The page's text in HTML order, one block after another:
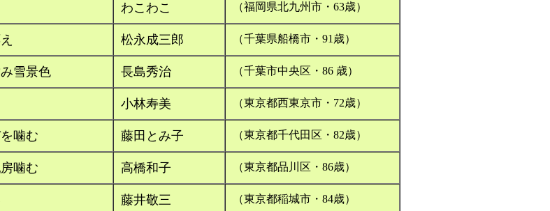
わこわこ （福岡県北九州市・63歳）
松永成三郎 （千葉県船橋市・91歳）
雪景色 長島秀治 （千葉市中央区・86 歳）
小林寿美 （東京都西東京市・72歳）
噛む 藤田とみ子 （東京都千代田区・82歳）
噛む 高橋和子 （東京都品川区・86歳）
藤井敬三 （東京都稲城市・84歳）